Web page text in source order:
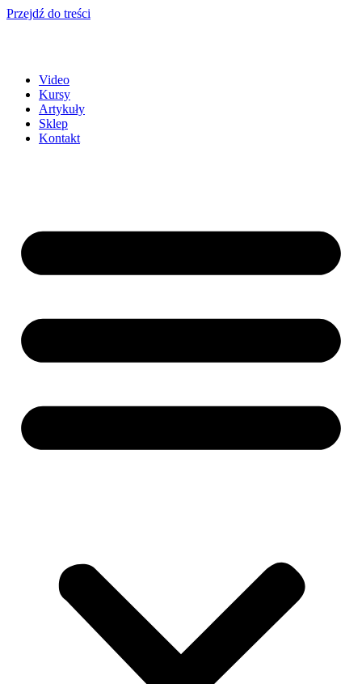
Przejdź do treści
Video
Kursy
Artykuły
Sklep
Kontakt